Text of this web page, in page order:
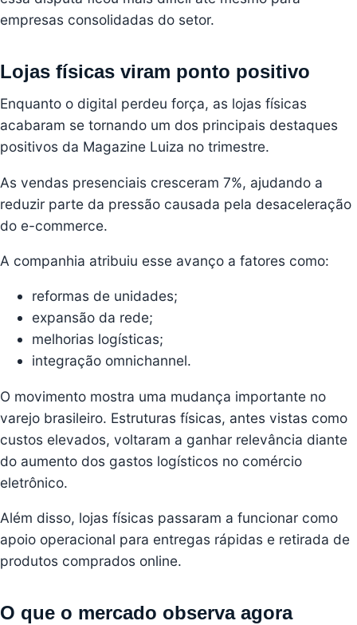
empresas consolidadas do setor.
Lojas físicas viram ponto positivo
Enquanto o digital perdeu força, as lojas físicas
acabaram se tornando um dos principais destaques
positivos da Magazine Luiza no trimestre.
As vendas presenciais cresceram 7%, ajudando a
reduzir parte da pressão causada pela desaceleração
do e-commerce.
A companhia atribuiu esse avanço a fatores como:
reformas de unidades;
expansão da rede;
melhorias logísticas;
integração omnichannel.
O movimento mostra uma mudança importante no
varejo brasileiro. Estruturas físicas, antes vistas como
custos elevados, voltaram a ganhar relevância diante
do aumento dos gastos logísticos no comércio
eletrônico.
Além disso, lojas físicas passaram a funcionar como
apoio operacional para entregas rápidas e retirada de
produtos comprados online.
O que o mercado observa agora